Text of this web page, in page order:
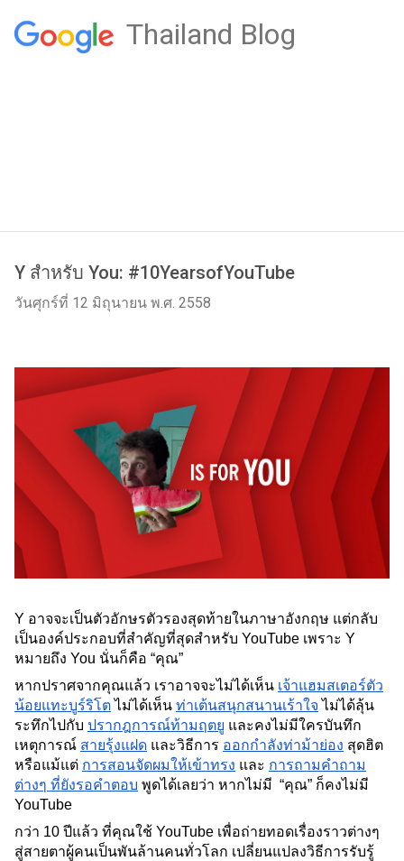
Thailand Blog
Y สำหรับ You: #10YearsofYouTube
วันศุกร์ที่ 12 มิถุนายน พ.ศ. 2558
Y อาจจะเป็นตัวอักษรตัวรองสุดท้ายในภาษาอังกฤษ แต่กลับ
เป็นองค์ประกอบที่สำคัญที่สุดสำหรับ YouTube เพราะ Y
หมายถึง You นั่นก็คือ “คุณ”
หากปราศจากคุณแล้ว เราอาจจะไม่ได้เห็น เจ้าแฮมสเตอร์ตัว
น้อยแทะบูร์ริโต ไม่ได้เห็น ท่าเต้นสนุกสนานเร้าใจ ไม่ได้ลุ้น
ระทึกไปกับ ปรากฎการณ์ท้ามฤตยู และคงไม่มีใครบันทึก
เหตุการณ์ สายรุ้งแฝด และวิธีการ ออกกำลังท่าม้าย่อง สุดฮิต
หรือแม้แต่ การสอนจัดผมให้เข้าทรง และ การถามคำถาม
ต่างๆ ที่ยังรอคำตอบ พูดได้เลยว่า หากไม่มี  “คุณ” ก็คงไม่มี
YouTube
กว่า 10 ปีแล้ว ที่คุณใช้ YouTube เพื่อถ่ายทอดเรื่องราวต่างๆ
สู่สายตาผู้คนเป็นพันล้านคนทั่วโลก เปลี่ยนแปลงวิธีการรับรู้